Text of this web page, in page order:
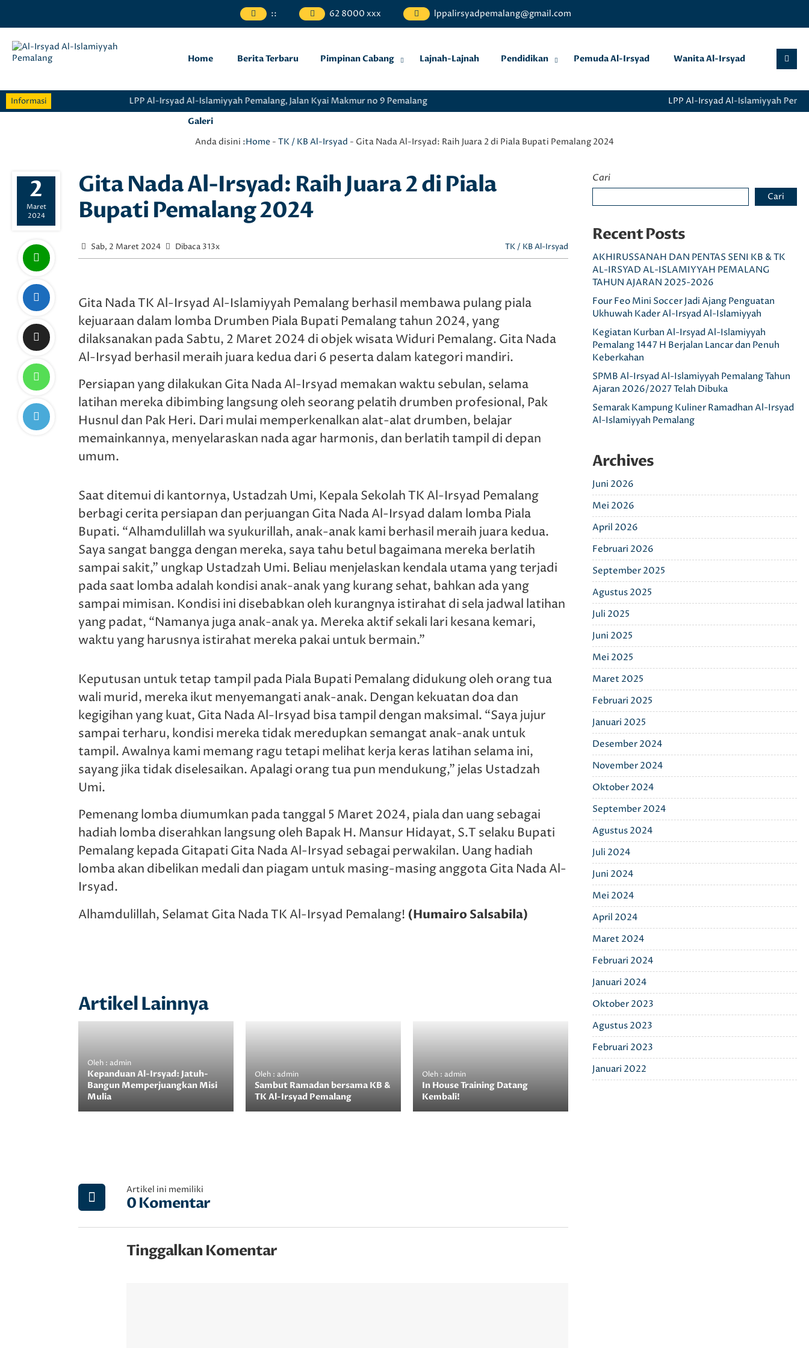
:: 62 8000 xxx lppalirsyadpemalang@gmail.com
Home Berita Terbaru Pimpinan Cabang Lajnah-Lajnah Pendidikan Pemuda Al-Irsyad Wanita Al-Irsyad
Galeri
Informasi LPP Al-Irsyad Al-Islamiyyah
LPP Al-Irsyad Al-Islamiyyah Pemalang, Jalan Kyai Makmur no 9 Pemalang
Anda disini :Home - TK / KB Al-Irsyad - Gita Nada Al-Irsyad: Raih Juara 2 di Piala Bupati Pemalang 2024
2
Maret
2024
Gita Nada Al-Irsyad: Raih Juara 2 di Piala
Bupati Pemalang 2024
Sab, 2 Maret 2024 Dibaca 313x TK / KB Al-Irsyad
Gita Nada TK Al-Irsyad Al-Islamiyyah Pemalang berhasil membawa pulang piala
kejuaraan dalam lomba Drumben Piala Bupati Pemalang tahun 2024, yang
dilaksanakan pada Sabtu, 2 Maret 2024 di objek wisata Widuri Pemalang. Gita Nada
Al-Irsyad berhasil meraih juara kedua dari 6 peserta dalam kategori mandiri.
Persiapan yang dilakukan Gita Nada Al-Irsyad memakan waktu sebulan, selama
latihan mereka dibimbing langsung oleh seorang pelatih drumben profesional, Pak
Husnul dan Pak Heri. Dari mulai memperkenalkan alat-alat drumben, belajar
memainkannya, menyelaraskan nada agar harmonis, dan berlatih tampil di depan
umum.
Saat ditemui di kantornya, Ustadzah Umi, Kepala Sekolah TK Al-Irsyad Pemalang
berbagi cerita persiapan dan perjuangan Gita Nada Al-Irsyad dalam lomba Piala
Bupati. “Alhamdulillah wa syukurillah, anak-anak kami berhasil meraih juara kedua.
Saya sangat bangga dengan mereka, saya tahu betul bagaimana mereka berlatih
sampai sakit,” ungkap Ustadzah Umi. Beliau menjelaskan kendala utama yang terjadi
pada saat lomba adalah kondisi anak-anak yang kurang sehat, bahkan ada yang
sampai mimisan. Kondisi ini disebabkan oleh kurangnya istirahat di sela jadwal latihan
yang padat, “Namanya juga anak-anak ya. Mereka aktif sekali lari kesana kemari,
waktu yang harusnya istirahat mereka pakai untuk bermain.”
Keputusan untuk tetap tampil pada Piala Bupati Pemalang didukung oleh orang tua
wali murid, mereka ikut menyemangati anak-anak. Dengan kekuatan doa dan
kegigihan yang kuat, Gita Nada Al-Irsyad bisa tampil dengan maksimal. “Saya jujur
sampai terharu, kondisi mereka tidak meredupkan semangat anak-anak untuk
tampil. Awalnya kami memang ragu tetapi melihat kerja keras latihan selama ini,
sayang jika tidak diselesaikan. Apalagi orang tua pun mendukung,” jelas Ustadzah
Umi.
Pemenang lomba diumumkan pada tanggal 5 Maret 2024, piala dan uang sebagai
hadiah lomba diserahkan langsung oleh Bapak H. Mansur Hidayat, S.T selaku Bupati
Pemalang kepada Gitapati Gita Nada Al-Irsyad sebagai perwakilan. Uang hadiah
lomba akan dibelikan medali dan piagam untuk masing-masing anggota Gita Nada Al-
Irsyad.
Alhamdulillah, Selamat Gita Nada TK Al-Irsyad Pemalang! (Humairo Salsabila)
Artikel Lainnya
Oleh : admin
Kepanduan Al-Irsyad: Jatuh-
Bangun Memperjuangkan Misi
Mulia
Oleh : admin
Sambut Ramadan bersama KB &
TK Al-Irsyad Pemalang
Oleh : admin
In House Training Datang
Kembali!
Artikel ini memiliki
0 Komentar
Tinggalkan Komentar
Cari
Cari
Recent Posts
AKHIRUSSANAH DAN PENTAS SENI KB & TK
AL-IRSYAD AL-ISLAMIYYAH PEMALANG
TAHUN AJARAN 2025-2026
Four Feo Mini Soccer Jadi Ajang Penguatan
Ukhuwah Kader Al-Irsyad Al-Islamiyyah
Kegiatan Kurban Al-Irsyad Al-Islamiyyah
Pemalang 1447 H Berjalan Lancar dan Penuh
Keberkahan
SPMB Al-Irsyad Al-Islamiyyah Pemalang Tahun
Ajaran 2026/2027 Telah Dibuka
Semarak Kampung Kuliner Ramadhan Al-Irsyad
Al-Islamiyyah Pemalang
Archives
Juni 2026
Mei 2026
April 2026
Februari 2026
September 2025
Agustus 2025
Juli 2025
Juni 2025
Mei 2025
Maret 2025
Februari 2025
Januari 2025
Desember 2024
November 2024
Oktober 2024
September 2024
Agustus 2024
Juli 2024
Juni 2024
Mei 2024
April 2024
Maret 2024
Februari 2024
Januari 2024
Oktober 2023
Agustus 2023
Februari 2023
Januari 2022